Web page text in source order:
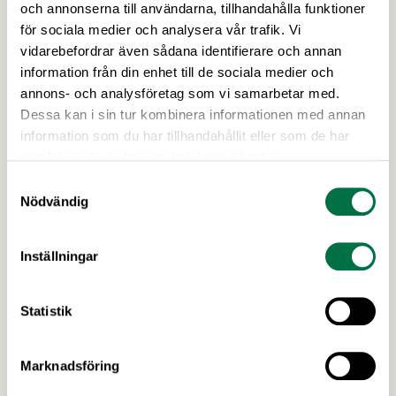
och annonserna till användarna, tillhandahålla funktioner
för sociala medier och analysera vår trafik. Vi
vidarebefordrar även sådana identifierare och annan
information från din enhet till de sociala medier och
annons- och analysföretag som vi samarbetar med.
Dessa kan i sin tur kombinera informationen med annan
information som du har tillhandahållit eller som de har
Nödvändig
Inställningar
Statistik
Marknadsföring
med fokus på försörjning –
Livsmedelsföretagen
I höst öppnar Formas två utlysningar inom det
nationella forskningsprogrammet för livsmedel,
NFP Livs. Inriktningarna är ”hållbara och robusta
försörjningsvägar” samt ”hållbara insatsvaror för
båda syftar till att bana väg för innovationer som
stärker Sveriges livsmedelsförsörjning.